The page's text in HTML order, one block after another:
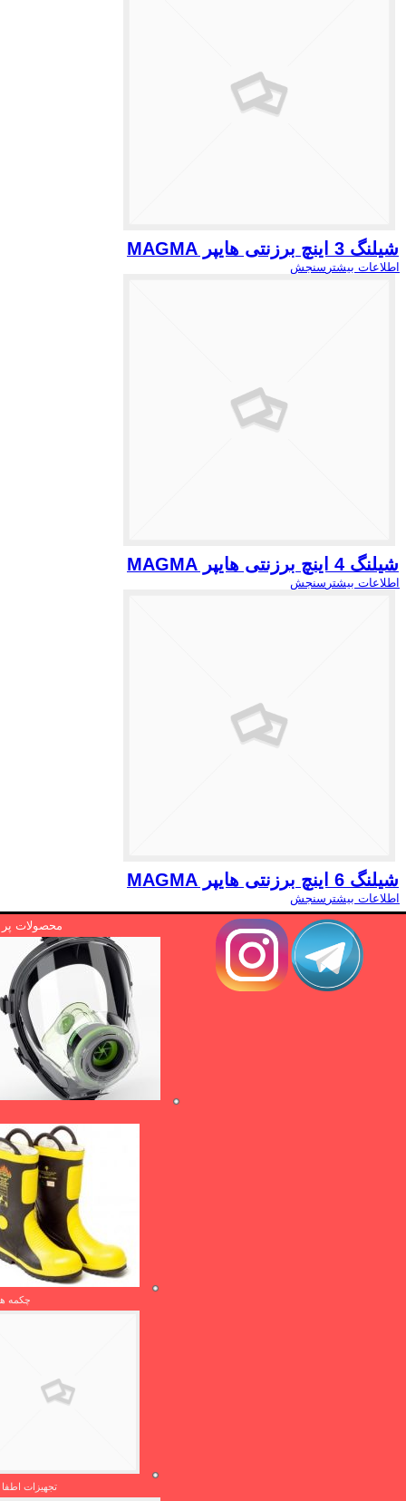
شیلنگ 3 اینچ برزنتی هایپر MAGMA
اطلاعات بیشتر سنجش
شیلنگ 4 اینچ برزنتی هایپر MAGMA
اطلاعات بیشتر سنجش
شیلنگ 6 اینچ برزنتی هایپر MAGMA
اطلاعات بیشتر سنجش
محصولات پر
چکمه
تجهیزات